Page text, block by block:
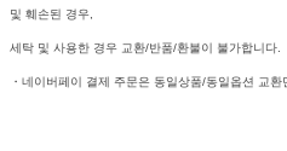
및 훼손된 경우,
세탁 및 사용한 경우 교환/반품/환불이 불가합니다.
・네이버페이 결제 주문은 동일상품/동일옵션 교환